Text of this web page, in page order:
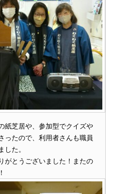
紙芝居や、参加型でクイズや
ったので、利用者さんも職員
た。
がとうございました！またの